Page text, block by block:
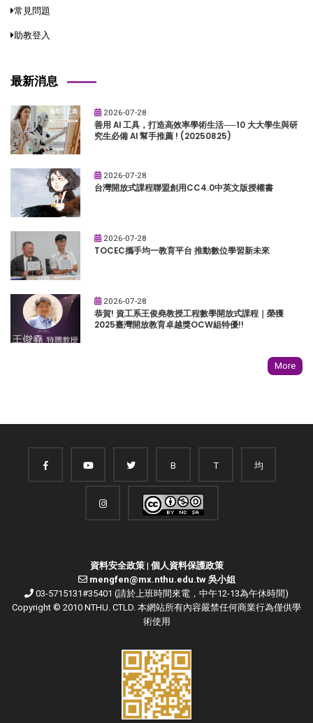
常見問題
助教登入
最新消息
2026-07-28
善用 AI 工具，打造高效率學術生活──10 大大學生與研
究生必備 AI 幫手推薦 ! (20250825)
2026-07-28
台灣開放式課程聯盟創用CC4.0中英文版授權書
2026-07-28
TOCEC攜手均一教育平台 推動數位學習新未來
2026-07-28
恭賀! 資工系王俊堯教授工程數學開放式課程｜榮獲
2025臺灣開放教育卓越獎OCW組特優!!
More
B T 均
資料安全政策| 個人資料保護政策
mengfen@mx.nthu.edu.tw 吳小姐
03-5715131#35401 (請於上班時間來電，中午12-13為午休時間)
Copyright © 2010 NTHU. CTLD. 本網站所有內容嚴禁任何商業行為僅供學
術使用